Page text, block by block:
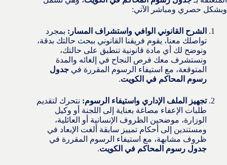
وبشكل حصري ومباشر الآتي:
الشرح القانوني الوافي واستشراف المسار: بمجرد
تواصلك معنا، يقوم فريقنا القانوني ببحث حالتك بدقة،
ونوضح لك أي مادة قانونية تنطبق على حالتك،
ونستشرف معك فرص النجاح في إلغائه والمدة
المتوقعة، مع استيفاء الرسوم المقررة في جدول
رسوم المحاكم في الكويت.
تجهيز الملف الإداري واستيفاء الرسوم: نتحرك لتقديم
طلبات الإعفاء مصاغة بعناية إلى اللجنة أو وكيل
الوزارة، موضحين الظروف الإنسانية أو العائلية،
ومستندين إلى أحكام تمييز سابقة ألغت الإبعاد في
ظروف مشابهة، مع استيفاء الرسوم المقررة في
جدول رسوم المحاكم في الكويت.